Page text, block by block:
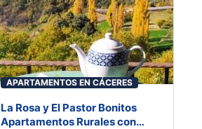
APARTAMENTOS EN CÁCERES
La Rosa y El Pastor Bonitos
Apartamentos Rurales con